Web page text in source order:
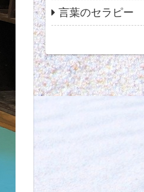
言葉のセラピー